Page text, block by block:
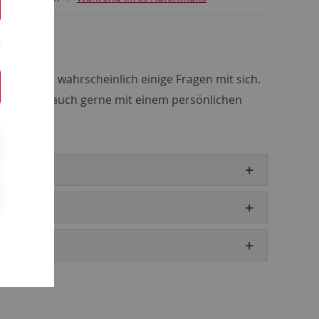
bringen wahrscheinlich einige Fragen mit sich.
aber auch gerne mit einem persönlichen